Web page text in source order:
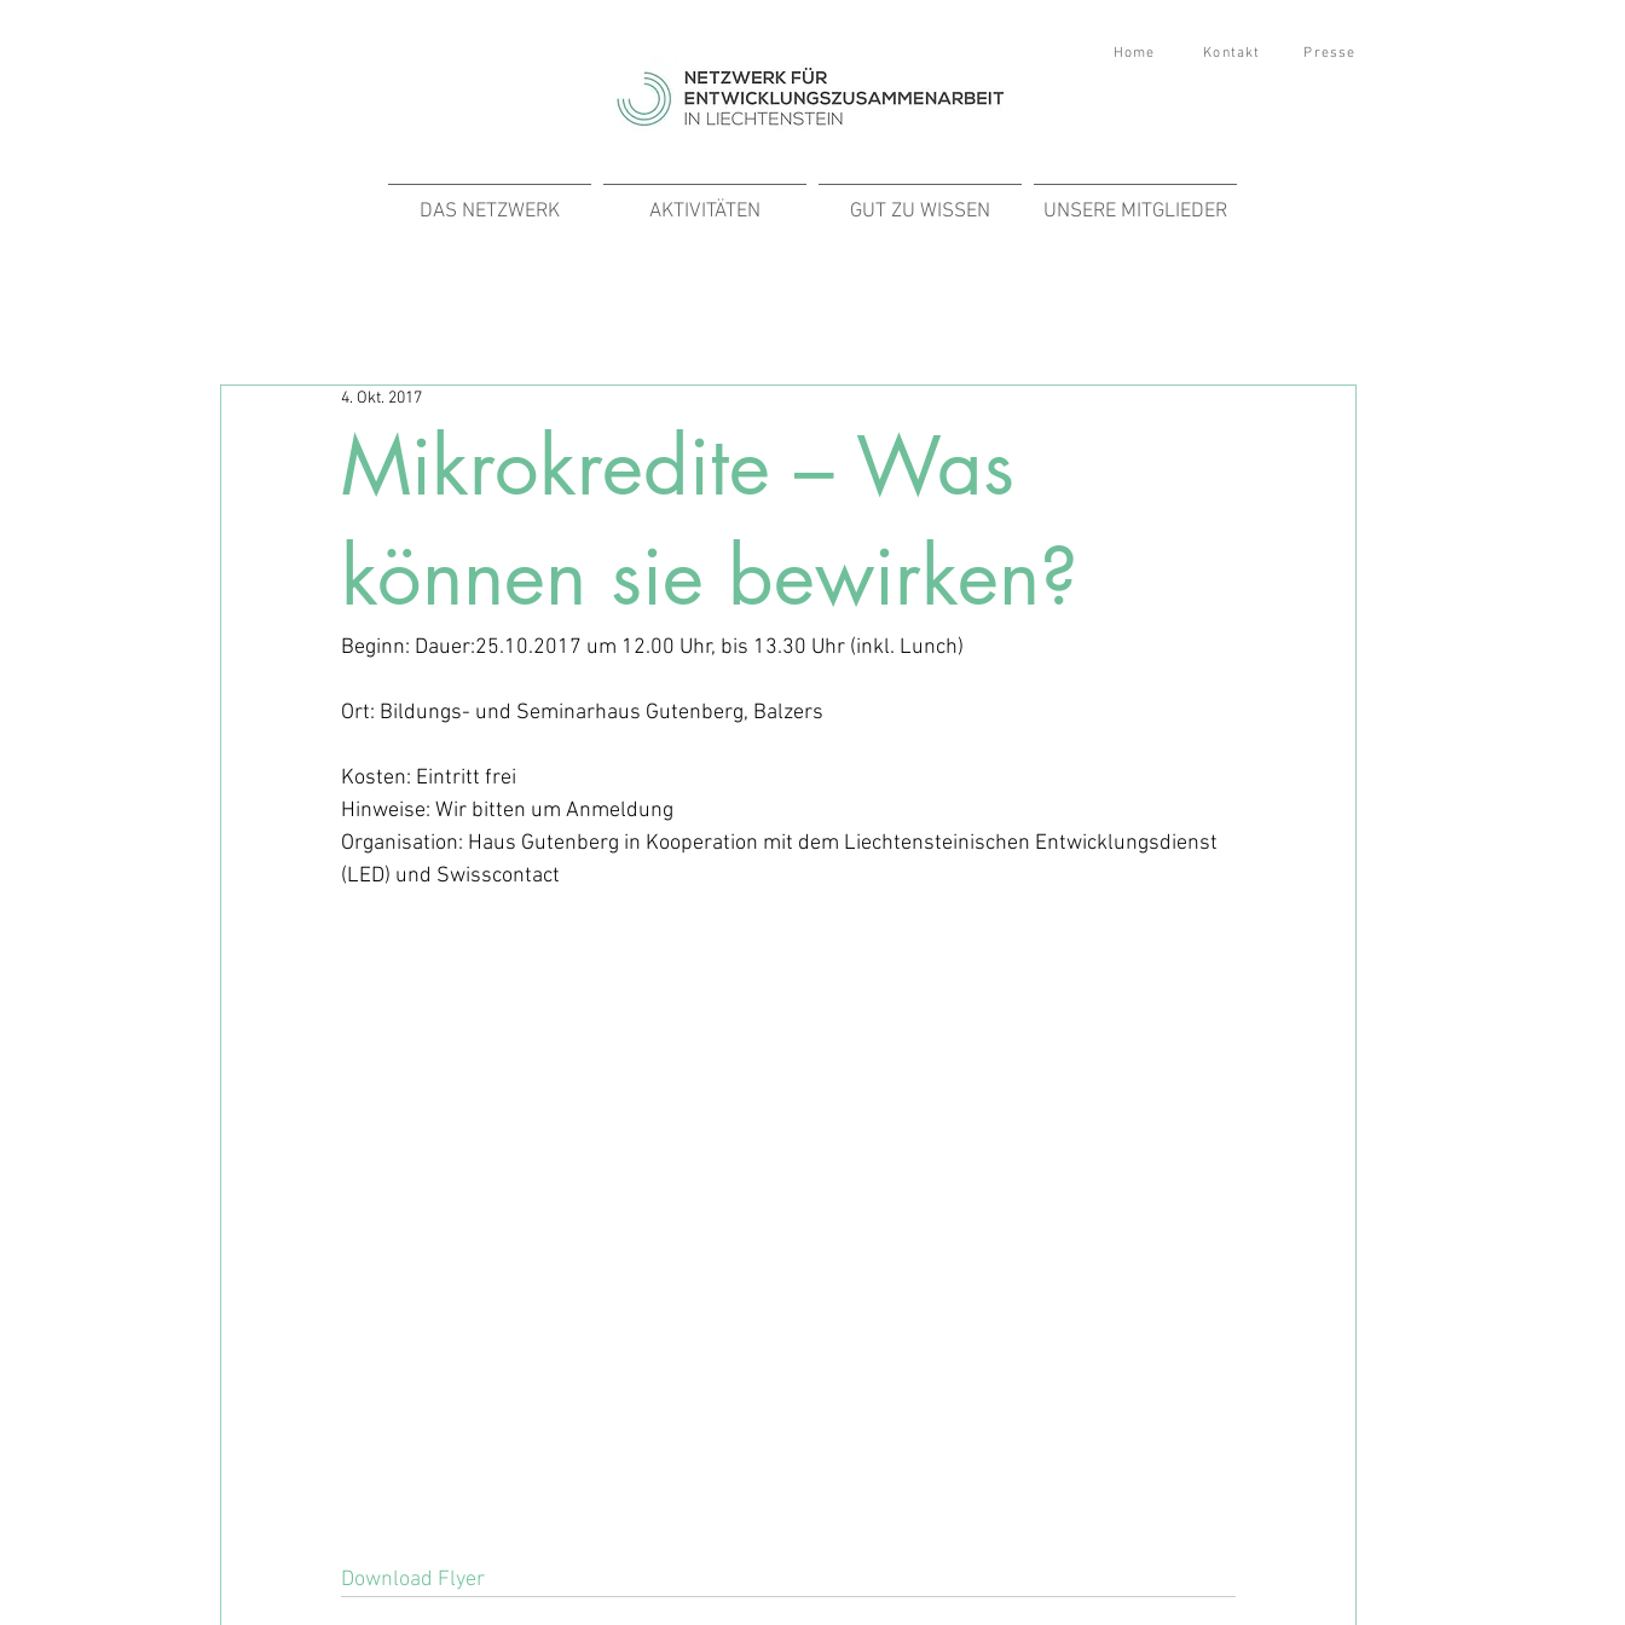
Home Kontakt Presse
DAS NETZWERK AKTIVITÄTEN GUT ZU WISSEN UNSERE MITGLIEDER
Mikrokredite – Was
können sie bewirken?
4. Okt. 2017
Beginn: Dauer:25.10.2017 um 12.00 Uhr, bis 13.30 Uhr (inkl. Lunch)
Ort: Bildungs- und Seminarhaus Gutenberg, Balzers
Kosten: Eintritt frei
Hinweise: Wir bitten um Anmeldung
Organisation: Haus Gutenberg in Kooperation mit dem Liechtensteinischen Entwicklungsdienst
(LED) und Swisscontact
Download Flyer